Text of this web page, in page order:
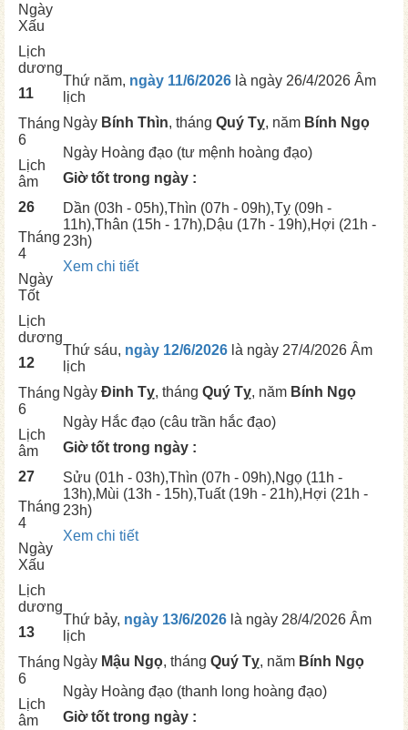
Ngày
Xấu
Lịch
dương
11
Tháng
6
Lịch
âm
26
Tháng
4
Ngày
Tốt
Thứ năm, ngày 11/6/2026 là ngày 26/4/2026 Âm
lịch
Ngày Bính Thìn, tháng Quý Tỵ, năm Bính Ngọ
Ngày Hoàng đạo (tư mệnh hoàng đạo)
Giờ tốt trong ngày :
Dần (03h - 05h),Thìn (07h - 09h),Tỵ (09h -
11h),Thân (15h - 17h),Dậu (17h - 19h),Hợi (21h -
23h)
Xem chi tiết
Lịch
dương
12
Tháng
6
Lịch
âm
27
Tháng
4
Ngày
Xấu
Thứ sáu, ngày 12/6/2026 là ngày 27/4/2026 Âm
lịch
Ngày Đinh Tỵ, tháng Quý Tỵ, năm Bính Ngọ
Ngày Hắc đạo (câu trần hắc đạo)
Giờ tốt trong ngày :
Sửu (01h - 03h),Thìn (07h - 09h),Ngọ (11h -
13h),Mùi (13h - 15h),Tuất(19h - 21h),Hợi (21h -
23h)
Xem chi tiết
Lịch
dương
13
Tháng
6
Lịch
âm
Thứ bảy, ngày 13/6/2026 là ngày 28/4/2026 Âm
lịch
Ngày Mậu Ngọ, tháng Quý Tỵ, năm Bính Ngọ
Ngày Hoàng đạo (thanh long hoàng đạo)
Giờ tốt trong ngày :